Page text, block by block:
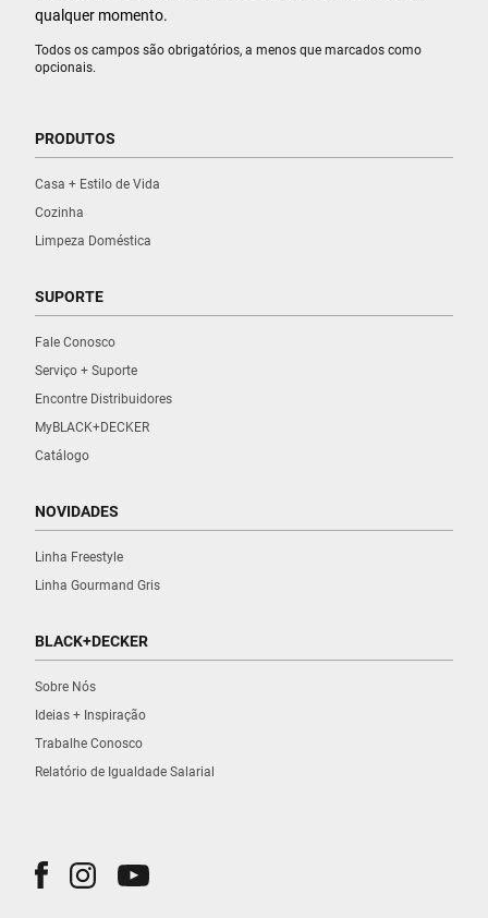
Todos os campos são obrigatórios, a menos que marcados como
opcionais.
qualquer momento.
PRODUTOS
Casa + Estilo de Vida
Cozinha
Limpeza Doméstica
SUPORTE
Fale Conosco
Serviço + Suporte
Encontre Distribuidores
MyBLACK+DECKER
Catálogo
NOVIDADES
Linha Freestyle
Linha Gourmand Gris
BLACK+DECKER
Sobre Nós
Ideias + Inspiração
Trabalhe Conosco
Relatório de Igualdade Salarial